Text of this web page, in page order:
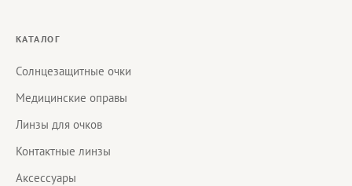
КАТАЛОГ
Солнцезащитные очки
Медицинские оправы
Линзы для очков
Контактные линзы
Аксессуары